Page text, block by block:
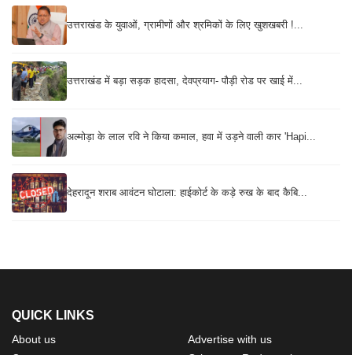
उत्तराखंड के युवाओं, ग्रामीणों और श्रमिकों के लिए खुशखबरी !...
उत्तराखंड में बड़ा सड़क हादसा, देवप्रयाग- पौड़ी रोड पर खाई में...
अल्मोड़ा के लाल रवि ने किया कमाल, हवा में उड़ने वाली कार 'Hapi...
देहरादून शराब आवंटन घोटाला: हाईकोर्ट के कड़े रुख के बाद कैबि...
QUICK LINKS
About us
Advertise with us